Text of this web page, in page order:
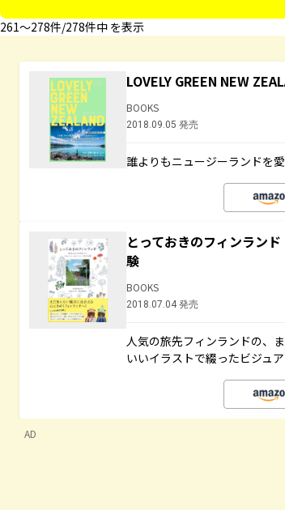
261〜278件/278件中 を表示
LOVELY GREEN NEW
BOOKS
2018.09.05 発売
誰よりもニュージーランドを
とっておきのフィンラン
験
BOOKS
2018.07.04 発売
人気の旅先フィンランドの、
いいイラストで綴ったビジュ
AD